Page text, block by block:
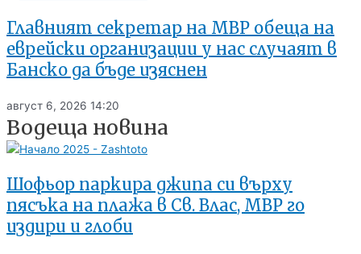
Главният секретар на МВР обеща на
еврейски организации у нас случаят в
Банско да бъде изяснен
август 6, 2026 14:20
Водеща новина
Шофьор паркира джипа си върху
пясъка на плажа в Св. Влас, МВР го
издири и глоби